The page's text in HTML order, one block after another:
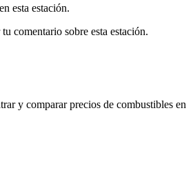
esta estación.
comentario sobre esta estación.
y comparar precios de combustibles en